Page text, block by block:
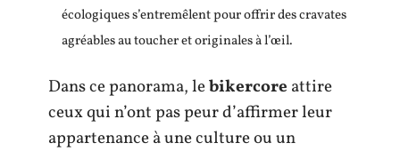
écologiques s’entremêlent pour offrir des cravates
agréables au toucher et originales à l’œil.
Dans ce panorama, lebikercore attire
ceux qui n’ont pas peur d’affirmer leur
appartenance à une culture ou un